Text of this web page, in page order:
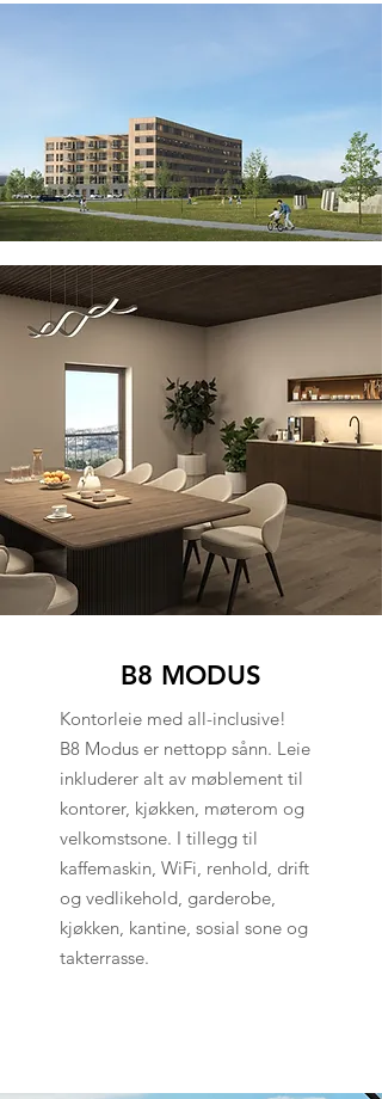
B8 MODUS
Kontorleie med all-inclusive!
B8 Modus er nettopp sånn. Leie
inkluderer alt av møblement til
kontorer, kjøkken, møterom og
velkomstsone. I tillegg til
kaffemaskin, WiFi, renhold, drift
og vedlikehold, garderobe,
kjøkken, kantine, sosial sone og
takterrasse.